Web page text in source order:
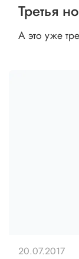
Третья
А это уже
20.07.2017